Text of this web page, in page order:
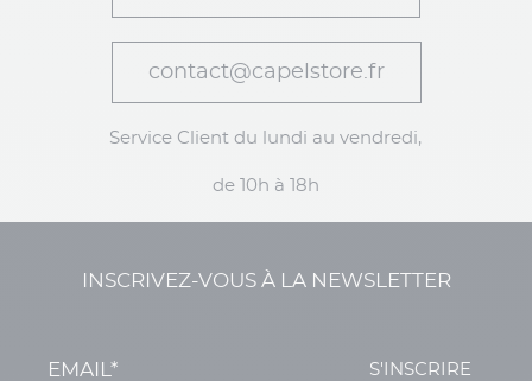
contact@capelstore.fr
Service Client du lundi au vendredi,
de 10h à 18h
INSCRIVEZ-VOUS À LA NEWSLETTER
S'INSCRIRE